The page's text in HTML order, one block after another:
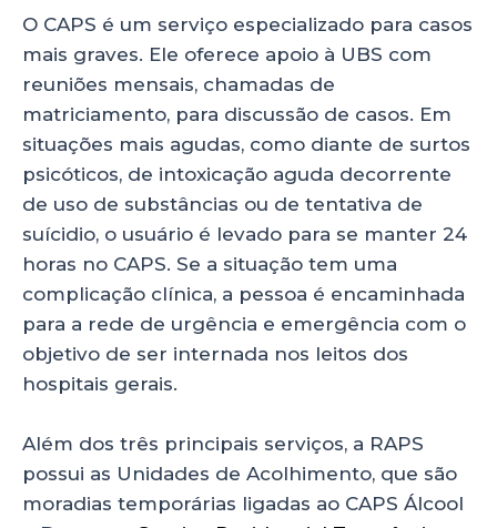
O CAPS é um serviço especializado para casos
mais graves. Ele oferece apoio à UBS com
reuniões mensais, chamadas de
matriciamento, para discussão de casos. Em
situações mais agudas, como diante de surtos
psicóticos, de intoxicação aguda decorrente
de uso de substâncias ou de tentativa de
suícidio, o usuário é levado para se manter 24
horas no CAPS. Se a situação tem uma
complicação clínica, a pessoa é encaminhada
para a rede de urgência e emergência com o
objetivo de ser internada nos leitos dos
hospitais gerais.
Além dos três principais serviços, a RAPS
possui as Unidades de Acolhimento, que são
moradias temporárias ligadas ao CAPS Álcool